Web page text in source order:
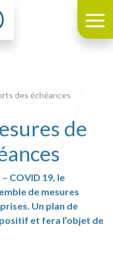
des échéances
de
COVID 19, le
de mesures
Un plan de
et fera l’objet de